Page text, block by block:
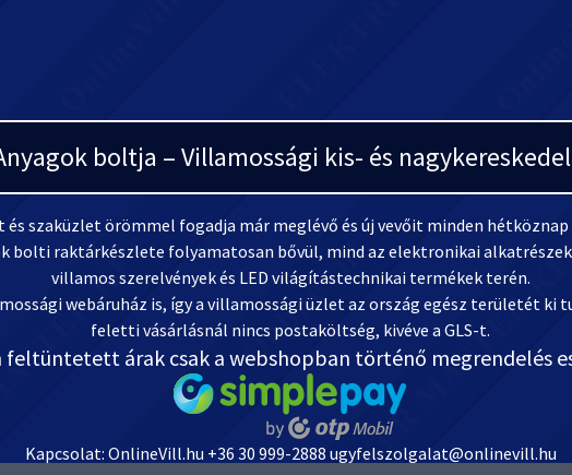
boltja – Villamossági kis- és
szaküzlet örömmel fogadja már meglévő és új vevőit minden hétköznap
bolti raktárkészlete folyamatosan bővül, mind az elektronikai
villamos szerelvények és LED világítástechnikai termékek terén.
webáruház is, így a villamossági üzlet az ország egész területét ki
feletti vásárlásnál nincs postaköltség, kivéve a GLS-t.
feltüntetett árak csak a webshopban történő megrendelés
Kapcsolat: OnlineVill.hu +36 30 999-2888 ugyfelszolgalat@onlinevill.hu